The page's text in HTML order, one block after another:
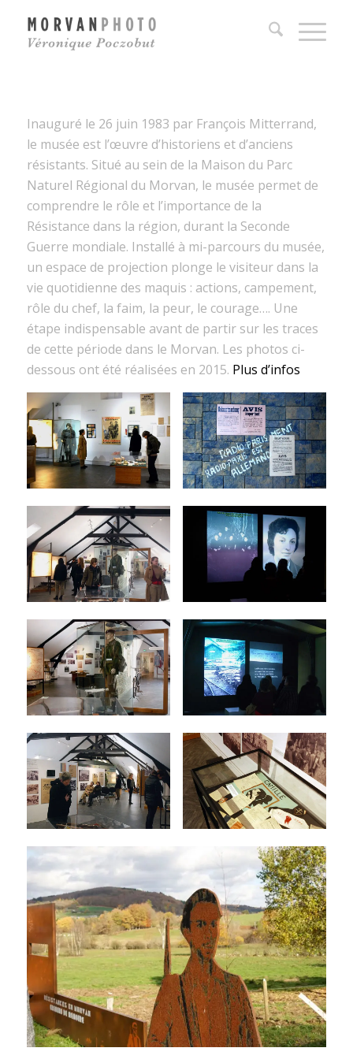
Inauguré le 26 juin 1983 par François Mitterrand,
le musée est l’œuvre d’historiens et d’anciens
résistants. Situé au sein de la Maison du Parc
Naturel Régional du Morvan, le musée permet de
comprendre le rôle et l’importance de la
Résistance dans la région, durant la Seconde
Guerre mondiale. Installé à mi-parcours du musée,
un espace de projection plonge le visiteur dans la
vie quotidienne des maquis : actions, campement,
rôle du chef, la faim, la peur, le courage…. Une
étape indispensable avant de partir sur les traces
de cette période dans le Morvan. Les photos ci-
dessous ont été réalisées en 2015. Plus d’infos